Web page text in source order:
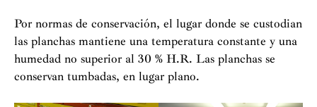
Por normas de conservación, el lugar donde se custodian
las planchas mantiene una temperatura constante y una
humedad no superior al 30 % H.R. Las planchas se
conservan tumbadas, en lugar plano.